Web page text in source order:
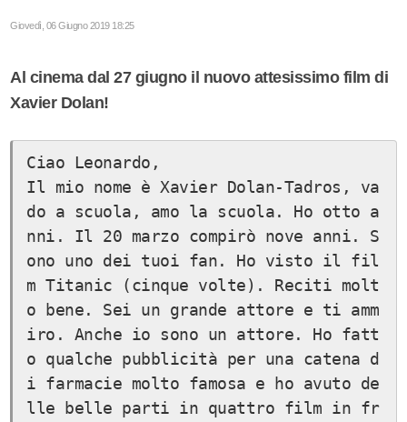
Giovedì, 06 Giugno 2019 18:25
Al cinema dal 27 giugno il nuovo attesissimo film di
Xavier Dolan!
Ciao Leonardo,
Il mio nome è Xavier Dolan-Tadros, va
do a scuola, amo la scuola. Ho otto a
nni. Il 20 marzo compirò nove anni. S
ono uno dei tuoi fan. Ho visto il fil
m Titanic (cinque volte). Reciti molt
o bene. Sei un grande attore e ti amm
iro. Anche io sono un attore. Ho fatt
o qualche pubblicità per una catena d
i farmacie molto famosa e ho avuto de
lle belle parti in quattro film in fr